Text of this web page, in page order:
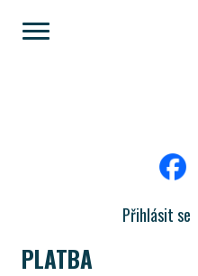
Přihlásit se
PLATBA